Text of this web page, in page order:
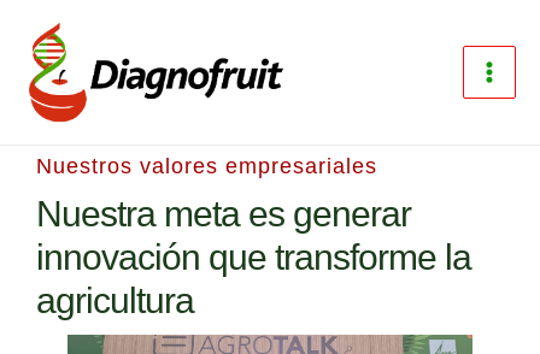
contenido
Main
Nuestros valores empresariales
Nuestra meta es generar
innovación que transforme la
agricultura